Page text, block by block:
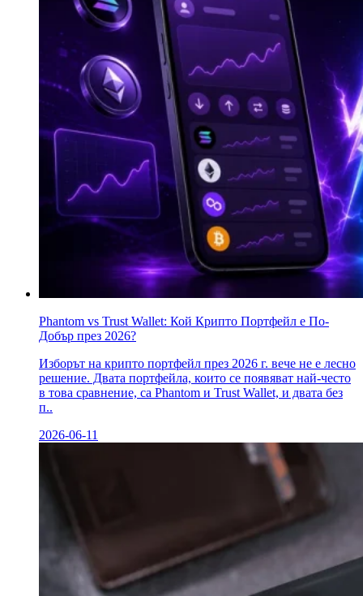
Phantom vs Trust Wallet: Кой Крипто Портфейл е По-
Добър през 2026?
Изборът на крипто портфейл през 2026 г. вече не е лесно
решение. Двата портфейла, които се появяват най-често
в това сравнение, са Phantom и Trust Wallet, и двата без
п..
2026-06-11